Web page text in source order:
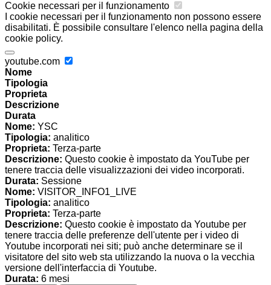
Cookie necessari per il funzionamento
I cookie necessari per il funzionamento non possono essere
disabilitati. È possibile consultare l'elenco nella pagina della
cookie policy.
youtube.com
Nome
Tipologia
Proprieta
Descrizione
Durata
Nome: YSC
Tipologia: analitico
Proprieta: Terza-parte
Descrizione: Questo cookie è impostato da YouTube per
tenere traccia delle visualizzazioni dei video incorporati.
Durata: Sessione
Nome: VISITOR_INFO1_LIVE
Tipologia: analitico
Proprieta: Terza-parte
Descrizione: Questo cookie è impostato da Youtube per
tenere traccia delle preferenze dell'utente per i video di
Youtube incorporati nei siti; può anche determinare se il
visitatore del sito web sta utilizzando la nuova o la vecchia
versione dell'interfaccia di Youtube.
Durata: 6 mesi